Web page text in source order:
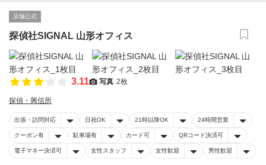
店舗公式
探偵社SIGNAL 山形オフィス
3.11 写真 2枚
探偵・興信所
出張・訪問対応 日祝OK 21時以降OK 24時間営業
クーポン有 駐車場有 カード可 QRコード決済可
電子マネー決済可 女性スタッフ 女性歓迎 男性歓迎